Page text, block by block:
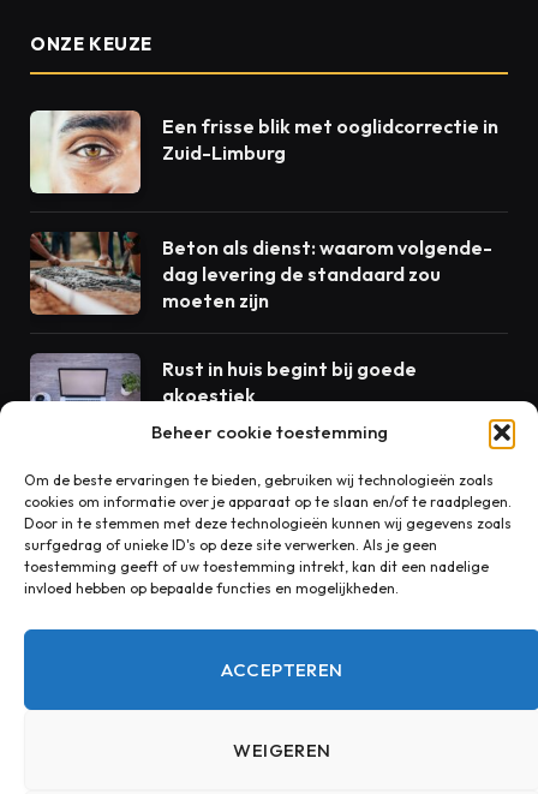
Beheer cookie toestemming
Om de beste ervaringen te bieden, gebruiken wij technologieën zoals
cookies om informatie over je apparaat op te slaan en/of te raadplegen.
Door in te stemmen met deze technologieën kunnen wij gegevens zoals
surfgedrag of unieke ID's op deze site verwerken. Als je geen
toestemming geeft of uw toestemming intrekt, kan dit een nadelige
invloed hebben op bepaalde functies en mogelijkheden.
ACCEPTEREN
WEIGEREN
ONZE KEUZE
Een frisse blik met ooglidcorrectie in
Zuid-Limburg
Beton als dienst: waarom volgende-
dag levering de standaard zou
moeten zijn
Rust in huis begint bij goede
akoestiek
CONTACT
Heeft u een vraag, suggestie of opmerking over onze